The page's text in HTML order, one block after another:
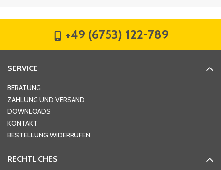
Hausnummer
Ort*
+49 (6753) 122-789
SERVICE
BERATUNG
ZAHLUNG UND VERSAND
DOWNLOADS
KONTAKT
BESTELLUNG WIDERRUFEN
RECHTLICHES